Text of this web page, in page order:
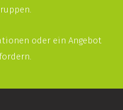
oder ein Angebot